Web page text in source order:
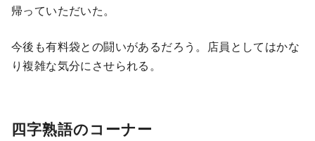
帰っていただいた。
今後も有料袋との闘いがあるだろう。店員としてはかな
り複雑な気分にさせられる。
四字熟語のコーナー